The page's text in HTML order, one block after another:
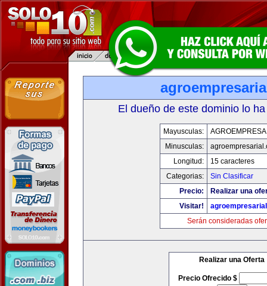
El dueño de este dominio lo
Mayusculas:
Minusculas:
Longitud:
15 caracteres
Categorias:
Sin Clasificar
Precio:
Realizar una
Visitar!
Serán consideradas
Realizar una Oferta
Precio Ofrecido $